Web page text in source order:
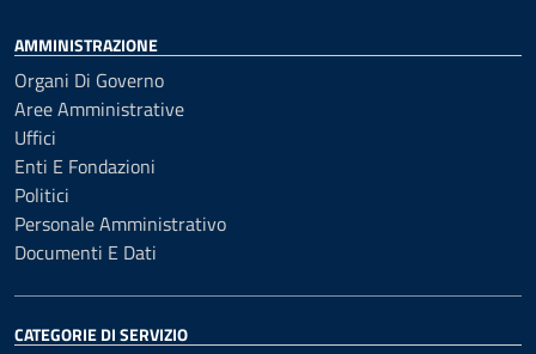
AMMINISTRAZIONE
Organi Di Governo
Aree Amministrative
Uffici
Enti E Fondazioni
Politici
Personale Amministrativo
Documenti E Dati
CATEGORIE DI SERVIZIO